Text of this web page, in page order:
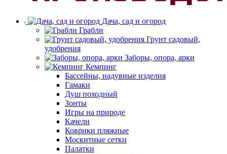
Дача, сад и огород
Грабли
Грунт садовый,
удобрения
Заборы, опора, арки
Кемпинг
Бассейны, надувные изделия
Гамаки
Душ походный
Зонты
Игры на природе
Качели
Коврики пляжные
Москитные сетки
Палатки